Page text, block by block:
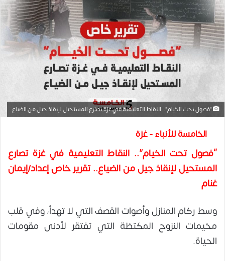
"فصول تحت الخيام".. النقاط التعليمية في غزة تصارع المستحيل لإنقاذ جيل من الضياع
الخامسة للأنباء - غزة
“فصول تحت الخيام”.. النقاط التعليمية في غزة تصارع
المستحيل لإنقاذ جيل من الضياع.. تقرير خاص إعداد/إيمان
غنام
وسط ركام المنازل وأصوات القصف التي لا تهدأ، وفي قلب
مخيمات النزوح المكتظة التي تفتقر لأدنى مقومات
الحياة.